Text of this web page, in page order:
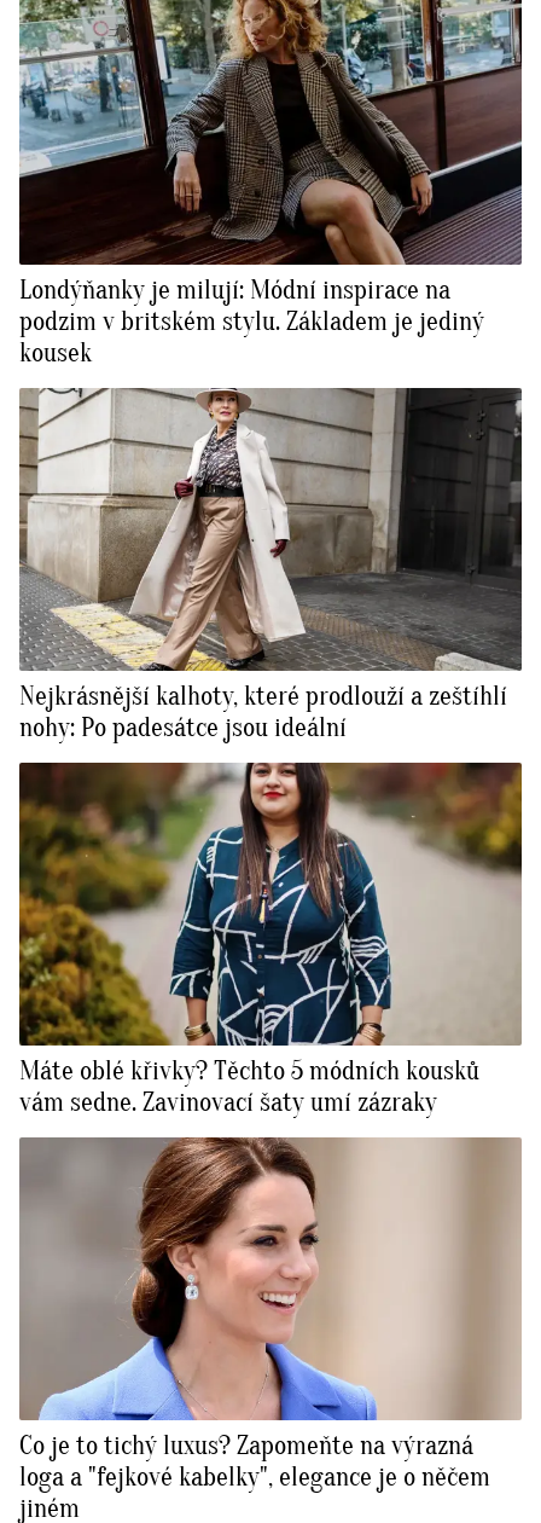
Londýňanky je milují: Módní inspirace na
podzim v britském stylu. Základem je jediný
kousek
Nejkrásnější kalhoty, které prodlouží a zeštíhlí
nohy: Po padesátce jsou ideální
Máte oblé křivky? Těchto 5 módních kousků
vám sedne. Zavinovací šaty umí zázraky
Co je to tichý luxus? Zapomeňte na výrazná
loga a "fejkové kabelky", elegance je o něčem
jiném